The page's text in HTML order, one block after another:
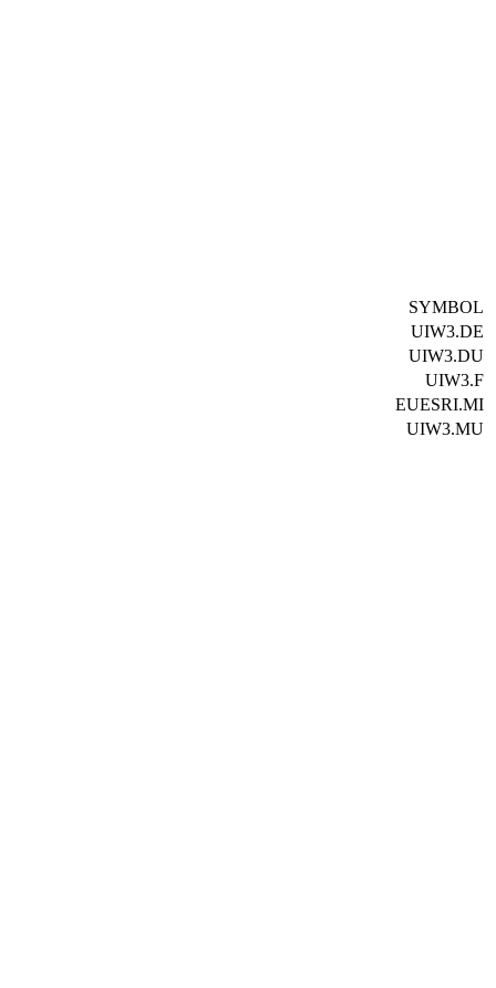
SYMBOL
UIW3.DE
UIW3.DU
UIW3.F
EUESRI.MI
UIW3.MU